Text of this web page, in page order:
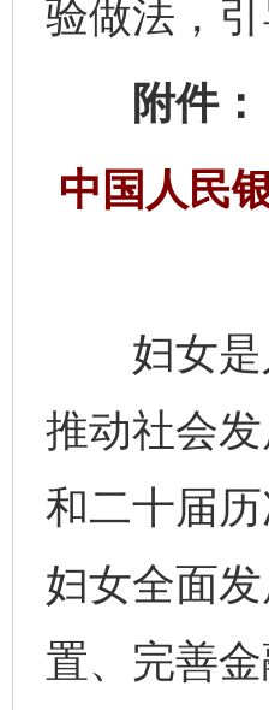
验做法，
附件：
中国人民
妇女是人
推动社会
和二十届
妇女全面
置、完善